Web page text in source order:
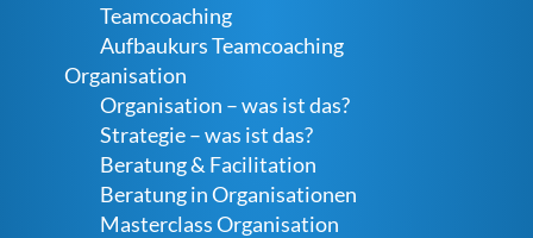
Teamcoaching
Aufbaukurs Teamcoaching
Organisation
Organisation – was ist das?
Strategie – was ist das?
Beratung & Facilitation
Beratung in Organisationen
Masterclass Organisation